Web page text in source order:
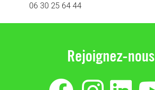
06 30 25 64 44
Rejoignez-nous